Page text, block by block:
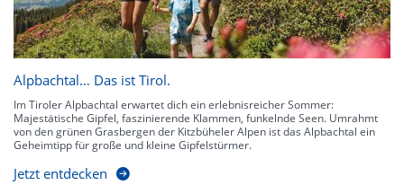
Alpbachtal… Das ist Tirol.
Im Tiroler Alpbachtal erwartet dich ein erlebnisreicher Sommer:
Majestätische Gipfel, faszinierende Klammen, funkelnde Seen. Umrahmt
von den grünen Grasbergen der Kitzbüheler Alpen ist das Alpbachtal ein
Geheimtipp für große und kleine Gipfelstürmer.
Jetzt entdecken